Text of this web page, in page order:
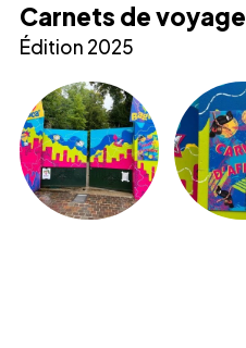
Carnets de voyage
Édition 2025